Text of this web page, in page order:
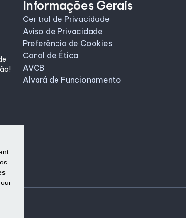
Informações Gerais
Central de Privacidade
Aviso de Privacidade
Preferência de Cookies
Canal de Ética
AVCB
Alvará de Funcionamento